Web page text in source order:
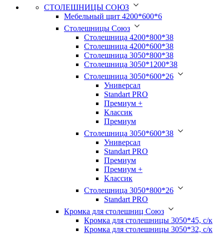
СТОЛЕШНИЦЫ СОЮЗ
Мебельный щит 4200*600*6
Столешницы Союз
Столешница 4200*800*38
Столешница 4200*600*38
Столешница 3050*800*38
Столешница 3050*1200*38
Столешница 3050*600*26
Универсал
Standart PRO
Премиум +
Классик
Премиум
Столешница 3050*600*38
Универсал
Standart PRO
Премиум
Премиум +
Классик
Столешница 3050*800*26
Standart PRO
Кромка для столешниц Союз
Кромка для столешницы 3050*45, с/к
Кромка для столешницы 3050*32, с/к